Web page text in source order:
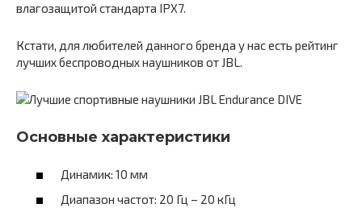
влагозащитой стандарта IPX7.
Кстати, для любителей данного бренда у нас есть рейтинг
лучших беспроводных наушников от JBL.
Основные характеристики
Динамик: 10 мм
Диапазон частот: 20 Гц – 20 кГц